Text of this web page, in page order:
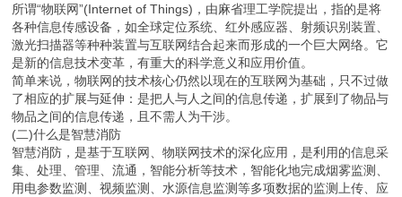
所谓“物联网”(Internet of Things)，由麻省理工学院提出，指的是将
各种信息传感设备，如全球定位系统、红外感应器、射频识别装置、
激光扫描器等种种装置与互联网结合起来而形成的一个巨大网络。它
是新的信息技术变革，有重大的科学意义和应用价值。
简单来说，物联网的技术核心仍然以现在的互联网为基础，只不过做
了相应的扩展与延伸：是把人与人之间的信息传递，扩展到了物品与
物品之间的信息传递，且不需人为干涉。
(二)什么是智慧消防
智慧消防，是基于互联网、物联网技术的深化应用，是利用的信息采
集、处理、管理、流通，智能分析等技术，智能化地完成烟雾监测、
用电参数监测、视频监测、水源信息监测等多项数据的监测上传、应